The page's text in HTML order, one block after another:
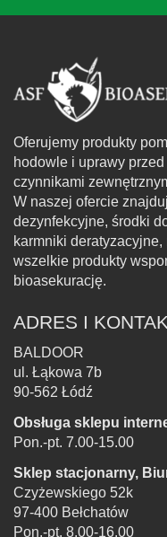
Oferujemy produkty
hodowle i uprawy
czynnikami
W naszej ofercie
dezynfekcyjne, środki
karmniki deratyzacyjne,
wszelkie produkty
bioasekurację.
ADRES I
BALDOOR
ul. Łąkowa 7b
90-562 Łódź
Obsługa sklepu
Pon.-pt. 7.00-15.00
Sklep stacjonarny,
Czyżewskiego 52k
97-400 Bełchatów
Pon.-pt. 8.00-16.00